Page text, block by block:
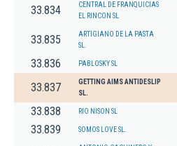
33.834
CENTRAL DE FRANQUICIAS
EL RINCON SL
33.835
ARTIGIANO DE LA PASTA
SL.
33.836 PABLOSKY SL
33.837
GETTING AIMS ANTIDESLIP
SL.
33.838 RIO NISON SL
33.839 SOMOS LOVE SL.